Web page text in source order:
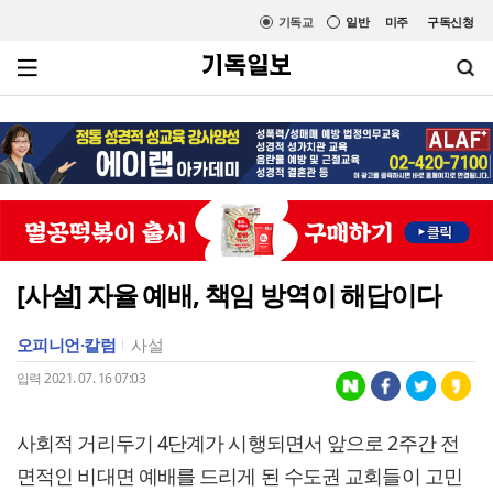
미주 구독신청
일반
기독교
[사설] 자율 예배, 책임 방역이 해답이다
오피니언·칼럼 사설
입력 2021. 07. 16 07:03
사회적 거리두기 4단계가 시행되면서 앞으로 2주간 전
면적인 비대면 예배를 드리게 된 수도권 교회들이 고민